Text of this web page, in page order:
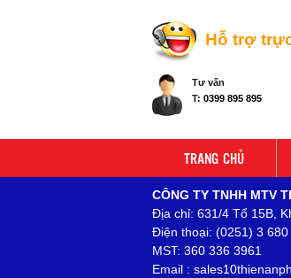
Hỗ trợ
Tư vấn
T: 0399 895 895
TRANG CHỦ
CÔNG TY TNHH MTV
Địa chỉ: 631/4 Tổ 15B,
Điện thoại: (0251) 3 680
MST: 360 336 3961
Email :